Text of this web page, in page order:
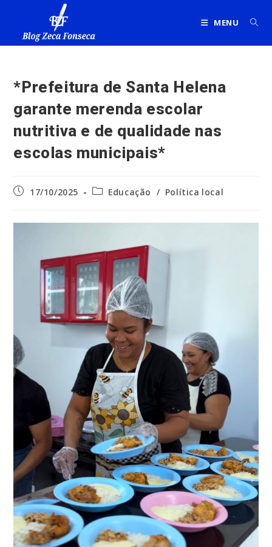
MENU
*Prefeitura de Santa Helena
garante merenda escolar
nutritiva e de qualidade nas
escolas municipais*
Post17/10/2025
Categoria
Educação / Política local